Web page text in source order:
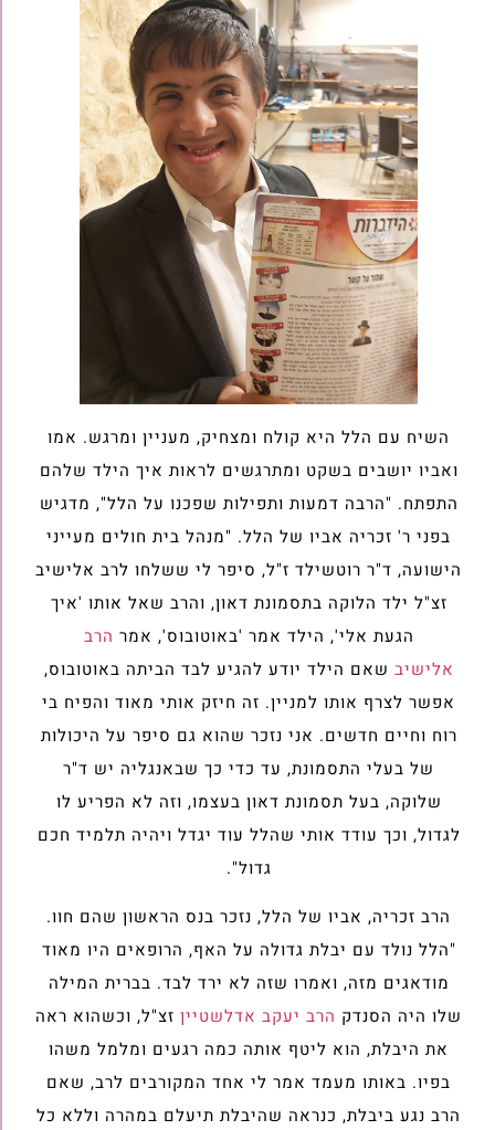
השיח עם הלל היא קולח ומצחיק, מעניין ומרגש. אמו
ואביו יושבים בשקט ומתרגשים לראות איך הילד שלהם
התפתח. "הרבה דמעות ותפילות שפכנו על הלל", מדגיש
בפני ר' זכריה אביו של הלל. "מנהל בית חולים מעייני
הישועה, ד"ר רוטשילד ז"ל, סיפר לי ששלחו לרב אלישיב
זצ"ל ילד הלוקה בתסמונת דאון, והרב שאל אותו 'איך
הגעת אלי', הילד אמר 'באוטובוס', אמר הרב
אלישיב שאם הילד יודע להגיע לבד הביתה באוטובוס,
אפשר לצרף אותו למניין. זה חיזק אותי מאוד והפיח בי
רוח וחיים חדשים. אני נזכר שהוא גם סיפר על היכולות
של בעלי התסמונת, עד כדי כך שבאנגליה יש ד"ר
שלוקה, בעל תסמונת דאון בעצמו, וזה לא הפריע לו
לגדול, וכך עודד אותי שהלל עוד יגדל ויהיה תלמיד חכם
גדול".
הרב זכריה, אביו של הלל, נזכר בנס הראשון שהם חוו.
"הלל נולד עם יבלת גדולה על האף, הרופאים היו מאוד
מודאגים מזה, ואמרו שזה לא ירד לבד. בברית המילה
שלו היה הסנדק הרב יעקב אדלשטיין זצ"ל, וכשהוא ראה
את היבלת, הוא ליטף אותה כמה רגעים ומלמל משהו
בפיו. באותו מעמד אמר לי אחד המקורבים לרב, שאם
הרב נגע ביבלת, כנראה שהיבלת תיעלם במהרה וללא כל